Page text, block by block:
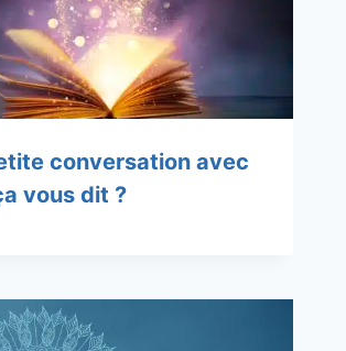
conversation avec
vous dit ?